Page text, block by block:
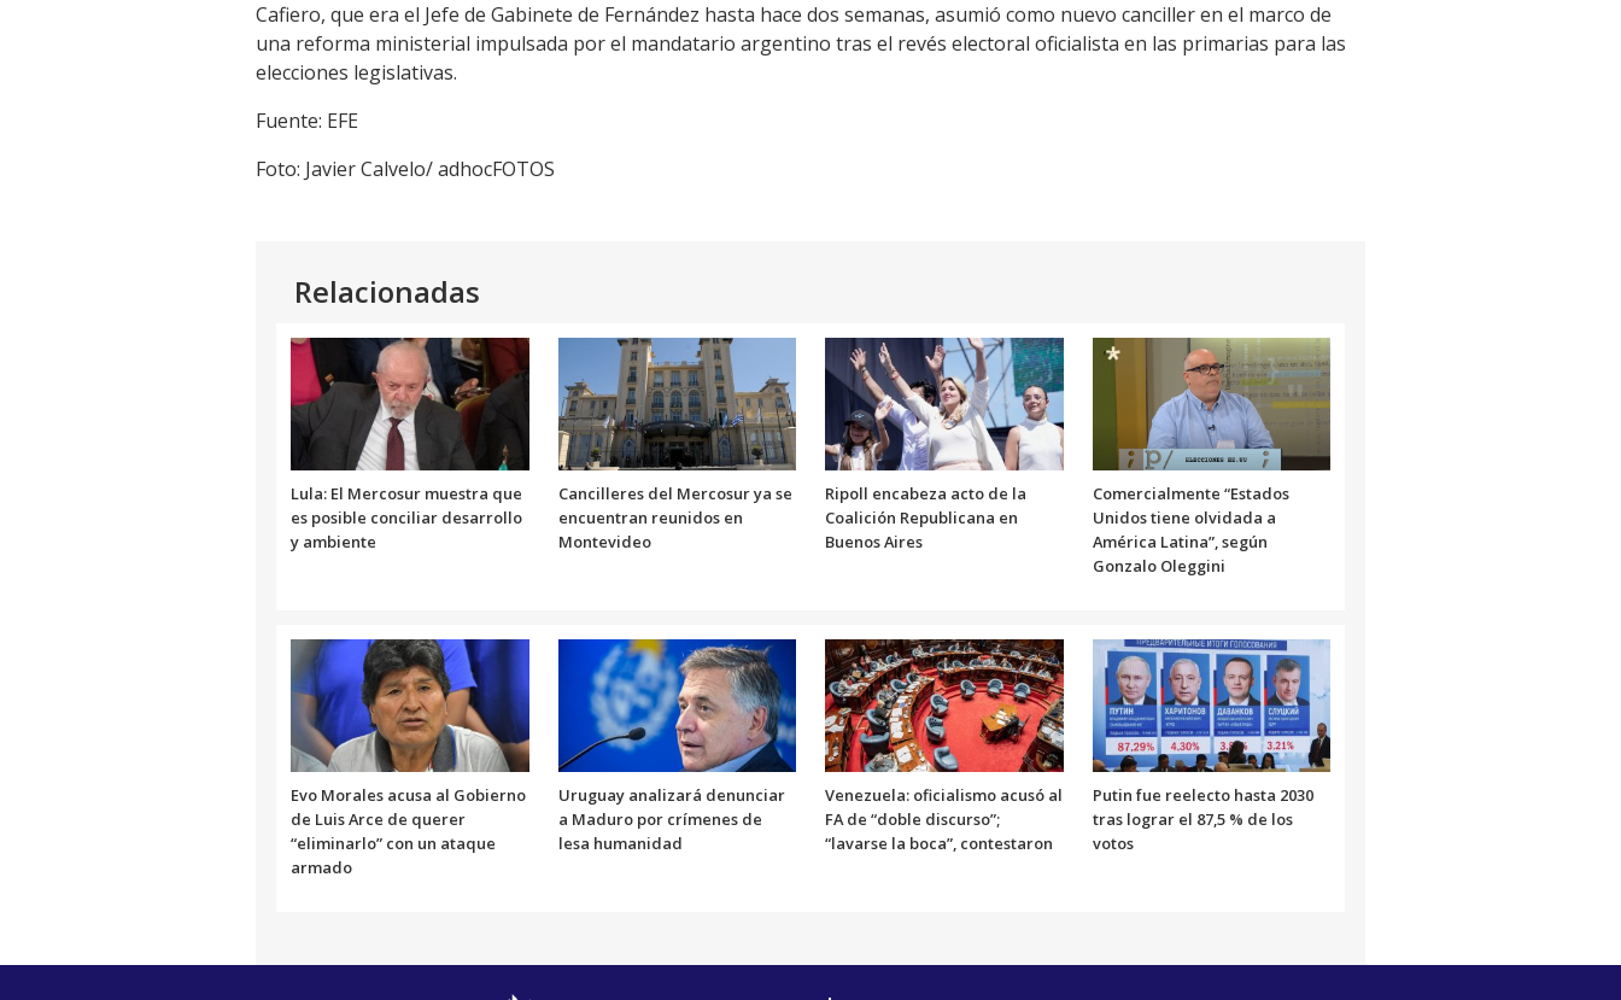
Cafiero, que era el Jefe de Gabinete de Fernández hasta hace dos semanas, asumió como nuevo canciller en el marco de
una reforma ministerial impulsada por el mandatario argentino tras el revés electoral oficialista en las primarias para las
elecciones legislativas.
Fuente: EFE
Foto: Javier Calvelo/ adhocFOTOS
Relacionadas
Lula: El Mercosur muestra que
es posible conciliar desarrollo
y ambiente
Cancilleres del Mercosur ya se
encuentran reunidos en
Montevideo
Ripoll encabeza acto de la
Coalición Republicana en
Buenos Aires
Comercialmente “Estados
Unidos tiene olvidada a
América Latina”, según
Gonzalo Oleggini
Evo Morales acusa al Gobierno
de Luis Arce de querer
“eliminarlo” con un ataque
armado
Uruguay analizará denunciar
a Maduro por crímenes de
lesa humanidad
Venezuela: oficialismo acusó al
FA de “doble discurso”;
“lavarse la boca”, contestaron
Putin fue reelecto hasta 2030
tras lograr el 87,5 % de los
votos